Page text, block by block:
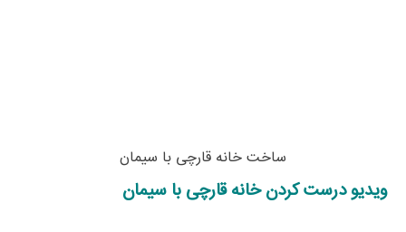
ساخت خانه قارچی با سیمان
ویدیو درست کردن خانه قارچی با سیمان